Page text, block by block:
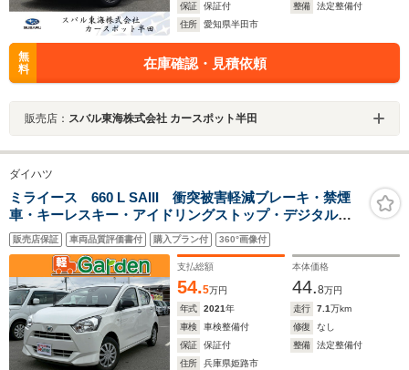
保証
保証付 整備
法定整備付
住所
愛知県半田市
無
料
在庫確認・見積依頼
販売店： スバル東海株式会社 カースポット半田
ダイハツ
ミライース 660 L SAIII 衝突被害軽減ブレーキ・禁煙
車・キーレスキー・アイドリングストップ・デジタルメ
ーター
販売店保証 車両品質評価書付 購入プラン付 360°画像付
支払総額
54.5万円
本体価格
44.8万円
年式
2021年 走行 7.1万km
車検
車検整備付 修復
なし
保証
保証付 整備
法定整備付
住所
兵庫県姫路市